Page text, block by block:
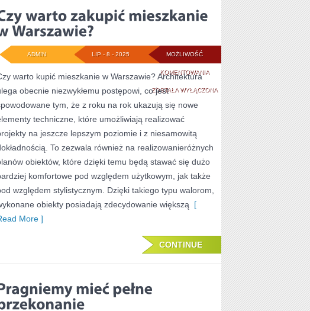
MOŻLIWOŚĆ
KOMENTOWANIACZY
WARTO
ZAKUPIĆ
MIESZKANIE
WARSZAWIE?
ZOSTAŁA WYŁĄCZONA
LIP - 8 - 2025
ADMIN
warto kupić mieszkanie w Warszawie? Architektura
obecnie niezwykłemu postępowi, co jest
tym, że z roku na rok ukazują się nowe
techniczne, które umożliwiają realizować
na jeszcze lepszym poziomie i z niesamowitą
To zezwala również na realizowanieróżnych
obiektów, które dzięki temu będą stawać się dużo
komfortowe pod względem użytkowym, jak także
względem stylistycznym. Dzięki takiego typu walorom,
obiekty posiadają zdecydowanie większą [
More ]
CONTINUE